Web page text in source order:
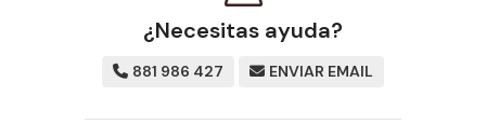
¿Necesitas ayuda?
881 986 427 ENVIAR EMAIL